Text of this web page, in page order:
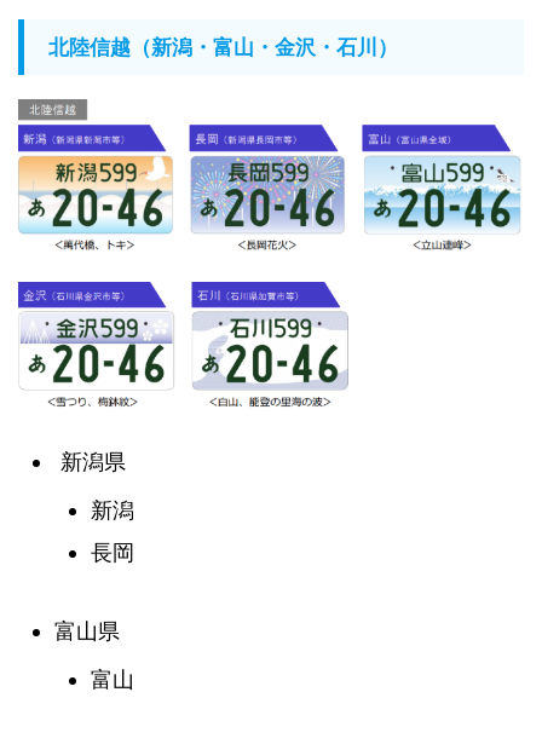
北陸信越（新潟・富山・金沢・石川）
新潟県
新潟
長岡
富山県
富山